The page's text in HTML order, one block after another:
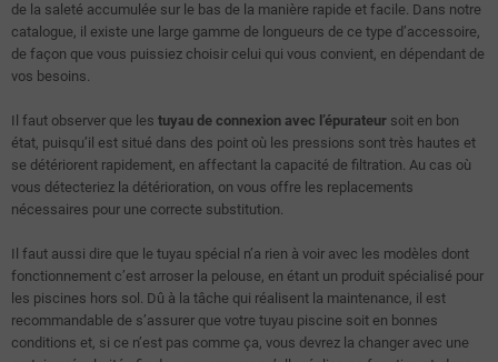
de la saleté accumulée sur le bas de la manière rapide et facile. Dans notre
catalogue, il existe une large gamme de longueurs de ce type d’accessoire,
de façon que vous puissiez choisir celui qui vous convient, en dépendant de
vos besoins.
Il faut observer que les tuyau de connexion avec l’épurateur soit en bon
état, puisqu’il est situé dans des point où les pressions sont très hautes et
se détériorent rapidement, en affectant la capacité de filtration. Au cas où
vous détecteriez la détérioration, on vous offre les replacements
nécessaires pour une correcte substitution.
Il faut aussi dire que le tuyau spécial n’a rien à voir avec les modèles dont
fonctionnement c’est arroser la pelouse, en étant un produit spécialisé pour
les piscines hors sol. Dû à la tâche qui réalisent la maintenance, il est
recommandable de s’assurer que votre tuyau piscine soit en bonnes
conditions et, si ce n’est pas comme ça, vous devrez la changer avec une